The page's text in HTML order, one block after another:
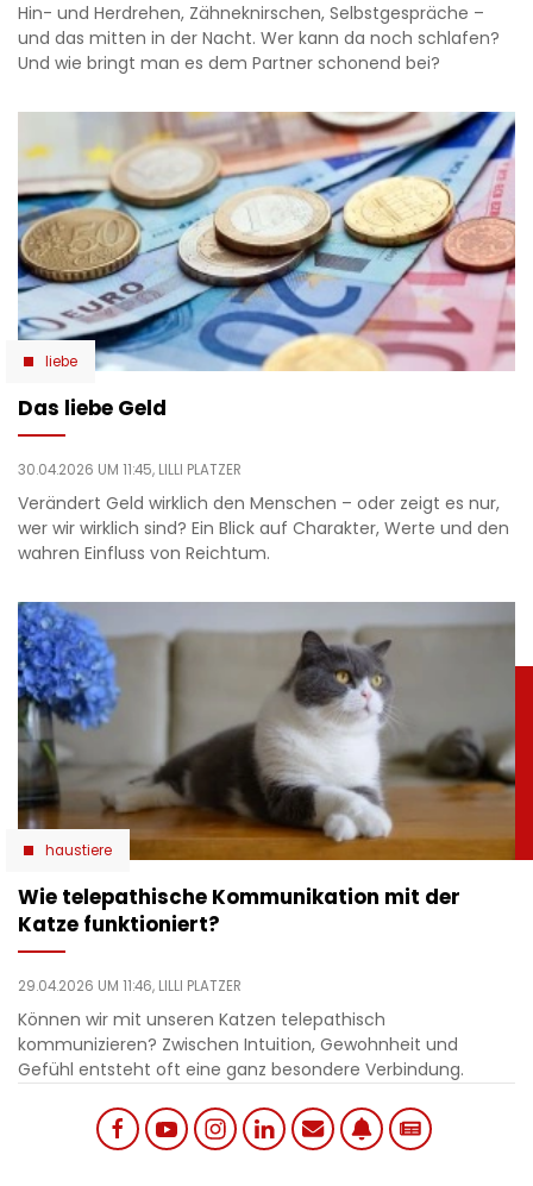
Hin- und Herdrehen, Zähneknirschen, Selbstgespräche –
und das mitten in der Nacht. Wer kann da noch schlafen?
Und wie bringt man es dem Partner schonend bei?
liebe
Das liebe Geld
30.04.2026 UM 11:45, LILLI PLATZER
Verändert Geld wirklich den Menschen – oder zeigt es nur,
wer wir wirklich sind? Ein Blick auf Charakter, Werte und den
wahren Einfluss von Reichtum.
haustiere
Wie telepathische Kommunikation mit der
Katze funktioniert?
29.04.2026 UM 11:46, LILLI PLATZER
Können wir mit unseren Katzen telepathisch
kommunizieren? Zwischen Intuition, Gewohnheit und
Gefühl entsteht oft eine ganz besondere Verbindung.